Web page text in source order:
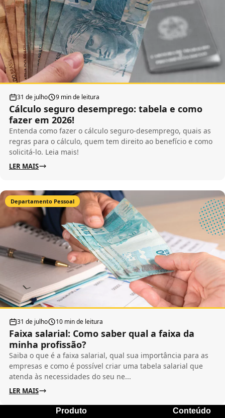
31 de julho 9 min de leitura
Cálculo seguro desemprego: tabela e como
fazer em 2026!
Entenda como fazer o cálculo seguro-desemprego, quais as
regras para o cálculo, quem tem direito ao benefício e como
solicitá-lo. Leia mais!
LER MAIS
Departamento Pessoal
31 de julho 10 min de leitura
Faixa salarial: Como saber qual a faixa da
minha profissão?
Saiba o que é a faixa salarial, qual sua importância para as
empresas e como é possível criar uma tabela salarial que
atenda às necessidades do seu ne...
LER MAIS
Produto Conteúdo